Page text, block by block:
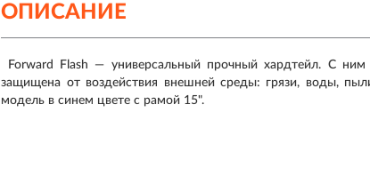
ОПИСАНИЕ
Forward Flash — универсальный прочный хардтейл. С
защищена от воздействия внешней среды: грязи, воды,
модель в синем цвете с рамой 15".